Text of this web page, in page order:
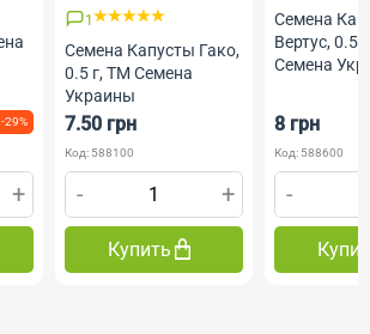
-29%
+
1
Семена Капусты Гако,
0.5 г, ТМ Семена
Украины
7.50 грн
Код: 588100
- +
Купить
Семена
Вертус, 0.5
Семена
8 грн
Код: 588600
-